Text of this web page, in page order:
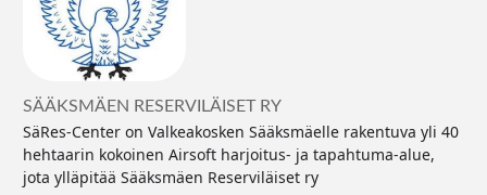
SÄÄKSMÄEN RESERVILÄISET RY
SäRes-Center on Valkeakosken Sääksmäelle rakentuva yli 40
hehtaarin kokoinen Airsoft harjoitus- ja tapahtuma-alue,
jota ylläpitää Sääksmäen Reserviläiset ry